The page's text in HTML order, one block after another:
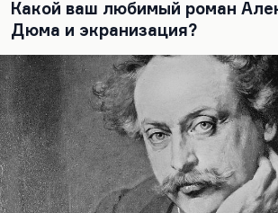
Нет, это совершенно великое
поделаешь. Нравится мне и
где «Графине де Монсоро» и
мне…
Какой ваш любимый роман
Дюма и экранизация?